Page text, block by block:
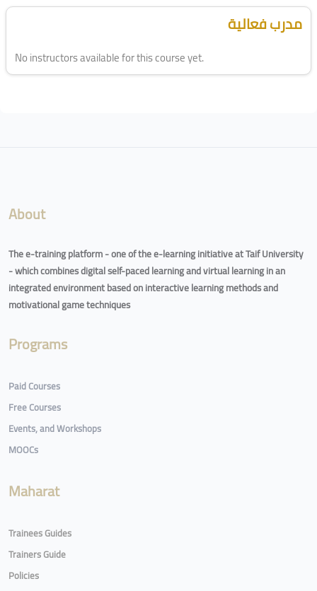
Blocks
Skip [Cocoon] Course Instructor مدرب فعالية
No instructors available for this course yet.
About
The e-training platform - one of the e-learning initiative at Taif University
- which combines digital self-paced learning and virtual learning in an
integrated environment based on interactive learning methods and
motivational game techniques
Programs
Paid Courses
Free Courses
Events, and Workshops
MOOCs
Maharat
Trainees Guides
Trainers Guide
Policies